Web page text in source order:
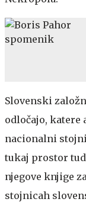
Slovenski
odločajo,
nacionalni
tukaj prostor
njegove knjige
stojnicah